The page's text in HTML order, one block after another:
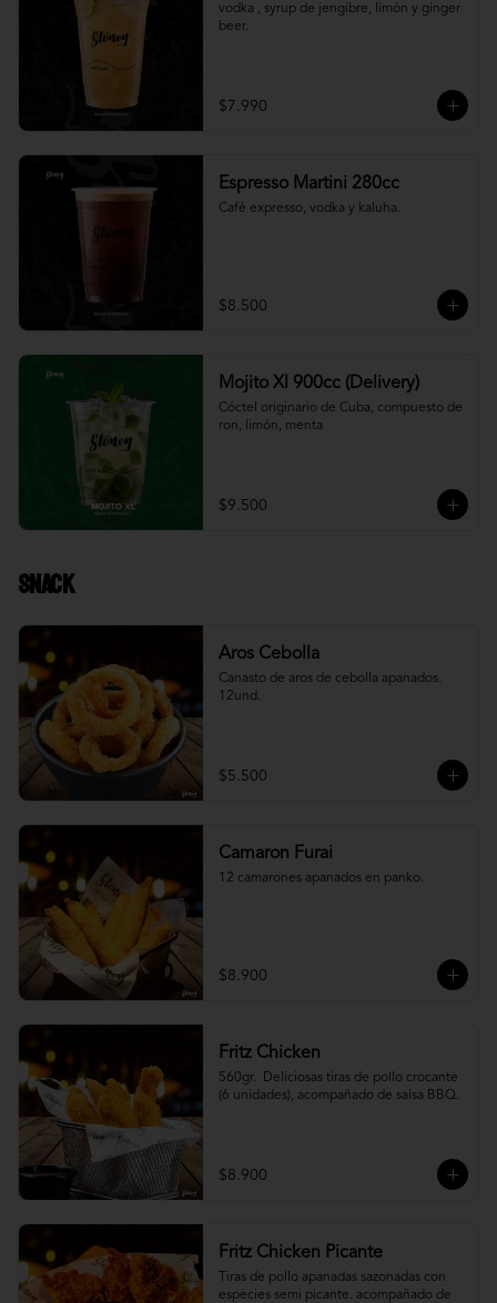
vodka , syrup de jengibre, limón y ginger
beer.
$7.990
Espresso Martini 280cc
Café expresso, vodka y kaluha.
$8.500
Mojito Xl 900cc (Delivery)
Cóctel originario de Cuba, compuesto de
ron, limón, menta
$9.500
Snack
Aros Cebolla
Canasto de aros de cebolla apanados.
12und.
$5.500
Camaron Furai
12 camarones apanados en panko.
$8.900
Fritz Chicken
560gr.  Deliciosas tiras de pollo crocante
(6 unidades), acompañado de salsa BBQ.
$8.900
Fritz Chicken Picante
Tiras de pollo apanadas sazonadas con
especies semi picante. acompañado de